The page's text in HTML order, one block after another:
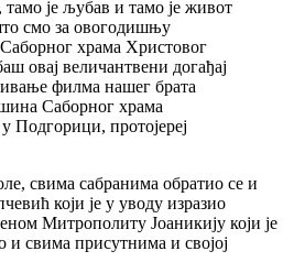
тамо је љубав и тамо је живот
смо за овогодишњу
храма Христовог
овај величантвени догађај
филма нашег брата
Саборног храма
Подгорици, протојереј
свима сабранима обратио се и
који је у уводу изразио
Митрополиту Јоаникију који је
и свима присутнима и својој